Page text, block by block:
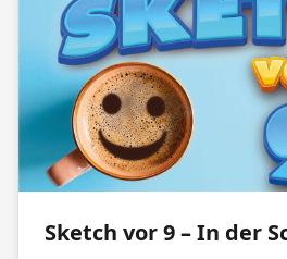
Sketch vor 9 – In der